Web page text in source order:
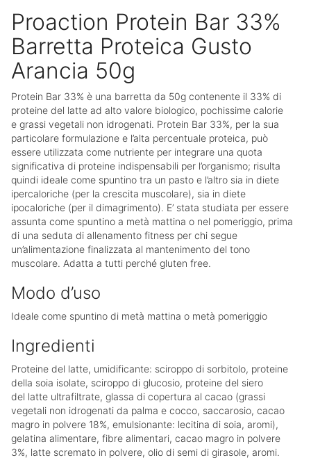
Proaction Protein Bar 33%
Barretta Proteica Gusto
Arancia 50g
Protein Bar 33% è una barretta da 50g contenente il 33% di
proteine del latte ad alto valore biologico, pochissime calorie
e grassi vegetali non idrogenati. Protein Bar 33%, per la sua
particolare formulazione e l’alta percentuale proteica, può
essere utilizzata come nutriente per integrare una quota
significativa di proteine indispensabili per l’organismo; risulta
quindi ideale come spuntino tra un pasto e l’altro sia in diete
ipercaloriche (per la crescita muscolare), sia in diete
ipocaloriche (per il dimagrimento). E’ stata studiata per essere
assunta come spuntino a metà mattina o nel pomeriggio, prima
di una seduta di allenamento fitness per chi segue
un’alimentazione finalizzata al mantenimento del tono
muscolare. Adatta a tutti perché gluten free.
Modo d’uso
Ideale come spuntino di metà mattina o metà pomeriggio
Ingredienti
Proteine del latte, umidificante: sciroppo di sorbitolo, proteine
della soia isolate, sciroppo di glucosio, proteine del siero
del latte ultrafiltrate, glassa di copertura al cacao (grassi
vegetali non idrogenati da palma e cocco, saccarosio, cacao
magro in polvere 18%, emulsionante: lecitina di soia, aromi),
gelatina alimentare, fibre alimentari, cacao magro in polvere
3%, latte scremato in polvere, olio di semi di girasole, aromi.